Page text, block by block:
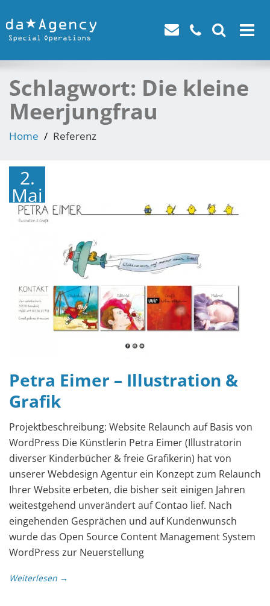
Toggle
Schlagwort: Die kleine
Meerjungfrau
Home Referenz
2.
Mai
2017
Petra Eimer – Illustration &
Grafik
Projektbeschreibung: Website Relaunch auf Basis von
WordPress Die Künstlerin Petra Eimer (Illustratorin
diverser Kinderbücher & freie Grafikerin) hat von
unserer Webdesign Agentur ein Konzept zum Relaunch
Ihrer Website erbeten, die bisher seit einigen Jahren
weitestgehend unverändert auf Contao lief. Nach
eingehenden Gesprächen und auf Kundenwunsch
wurde das Open Source Content Management System
WordPress zur Neuerstellung
Weiterlesen →